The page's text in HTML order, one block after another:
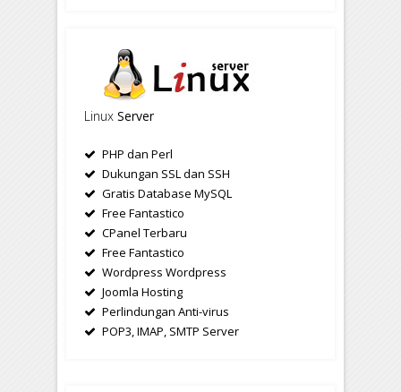
Linux Server
PHP dan Perl
Dukungan SSL dan SSH
Gratis Database MySQL
Free Fantastico
CPanel Terbaru
Free Fantastico
Wordpress Wordpress
Joomla Hosting
Perlindungan Anti-virus
POP3, IMAP, SMTP Server